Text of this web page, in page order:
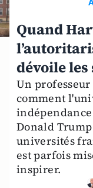
Quand
dévoile les
Un
comment
Donald
universités
est parfois
inspirer.